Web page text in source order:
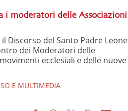
i moderatori delle Associazioni
Discorso del Santo Padre Leone
dei Moderatori delle
ecclesiali e delle nuove
E MULTIMEDIA